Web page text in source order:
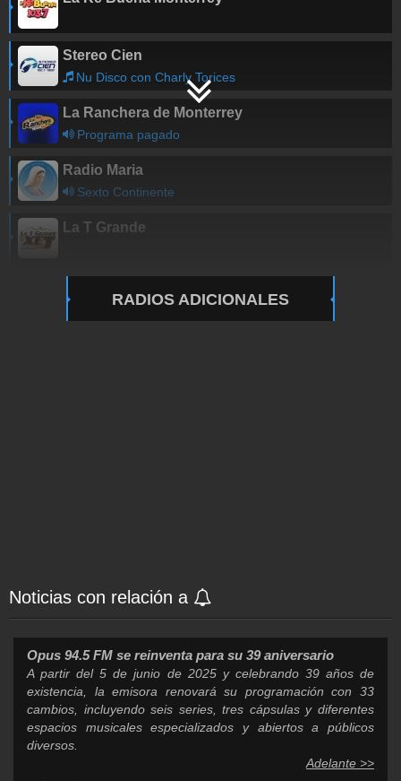
Stereo Cien
Nu Disco con Charly Torices
La Ranchera de Monterrey
Programa pagado
Radio Maria
Sexto Continente
La T Grande
RADIOS ADICIONALES
Noticias con relación a
Opus 94.5 FM se reinventa para su 39 aniversario
A partir del 5 de junio de 2025 y celebrando 39 años de
existencia, la emisora renovará su programación con 33
cambios, incluyendo seis series, tres cápsulas y diferentes
espacios musicales especializados y abiertos a públicos
diversos.
Adelante >>